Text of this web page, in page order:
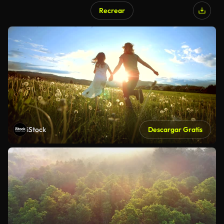
Recrear
iStock Descargar Gratis